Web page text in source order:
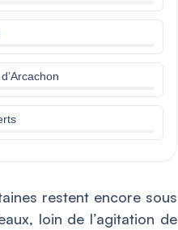
restent encore sous
loin de l’agitation de